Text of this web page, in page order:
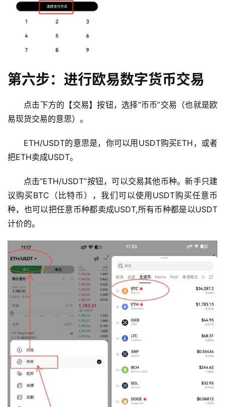
新
闻
情
常
见
问
第六步：进行欧易数字货币交易
点击下方的【交易】按钮，选择“币币”交易（也就是欧
易现货交易的意思）。
ETH/USDT的意思是，你可以用USDT购买ETH，或者
把ETH卖成USDT。
点击“ETH/USDT”按钮，可以交易其他币种。新手只建
议购买BTC（比特币），我们可以使用USDT购买任意币
种，也可以把任意币种都卖成USDT,所有币种都是以USDT
计价的。